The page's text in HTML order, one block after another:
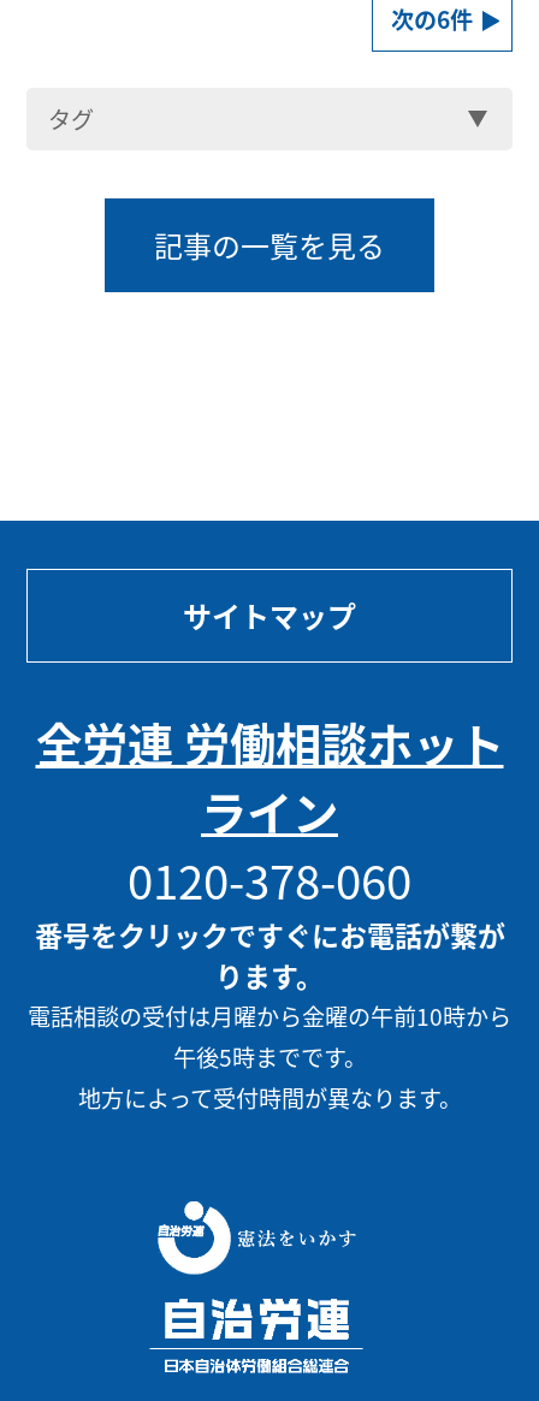
次の6件
タグ
記事の一覧を見る
サイトマップ
全労連 労働相談ホット
ライン
0120-378-060
番号をクリックですぐにお電話が繋が
ります。
電話相談の受付は月曜から金曜の午前10時から
午後5時までです。
地方によって受付時間が異なります。